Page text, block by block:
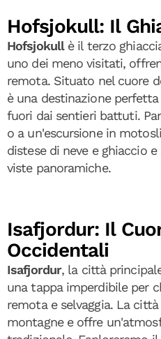
Hofsjokull: Il
Hofsjokullè il terzo
uno dei meno visitati,
remota. Situato nel cuore
è una destinazione
fuori dai sentieri battuti.
o a un'escursione in
distese di neve e ghiaccio
viste panoramiche.
Isafjordur: Il
Occidentali
Isafjordur, la città
una tappa imperdibile per
remota e selvaggia. La
montagne e offre